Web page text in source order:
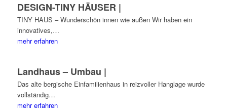
DESIGN-TINY HÄUSER |
TINY HAUS – Wunderschön innen wie außen Wir haben ein
innovatives,…
mehr erfahren
Landhaus – Umbau |
Das alte bergische Einfamilienhaus in reizvoller Hanglage wurde
vollständig…
mehr erfahren